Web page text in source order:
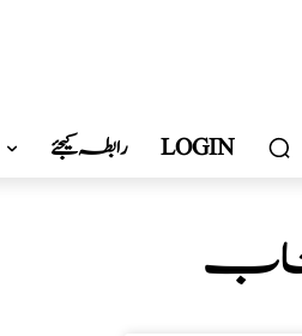
رابطہ کیجئے LOGIN